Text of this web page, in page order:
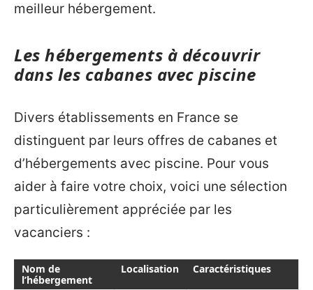
meilleur hébergement.
Les hébergements à découvrir
dans les cabanes avec piscine
Divers établissements en France se
distinguent par leurs offres de cabanes et
d’hébergements avec piscine. Pour vous
aider à faire votre choix, voici une sélection
particulièrement appréciée par les
vacanciers :
Nom de
l’hébergement
Localisation Caractéristiques